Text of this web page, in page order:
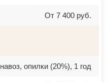
От 7 400 руб.
навоз, опилки (20%), 1 год